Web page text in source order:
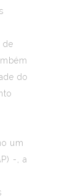
de
do
um
-, a